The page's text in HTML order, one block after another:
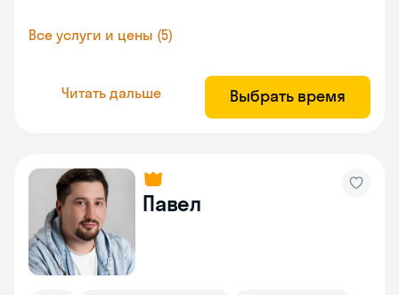
Все услуги и цены (5)
Читать дальше Выбрать время
Павел